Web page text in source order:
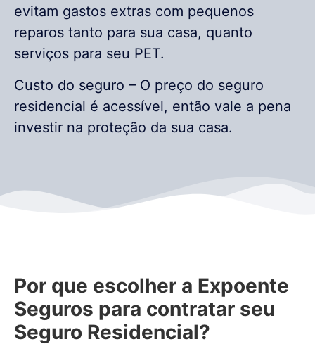
evitam gastos extras com pequenos
reparos tanto para sua casa, quanto
serviços para seu PET.
Custo do seguro – O preço do seguro
residencial é acessível, então vale a pena
investir na proteção da sua casa.
Por que escolher a Expoente
Seguros para contratar seu
Seguro Residencial?